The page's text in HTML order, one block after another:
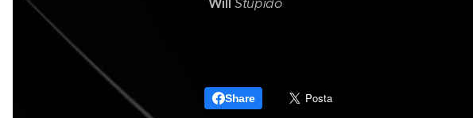
Will Stupido
Share